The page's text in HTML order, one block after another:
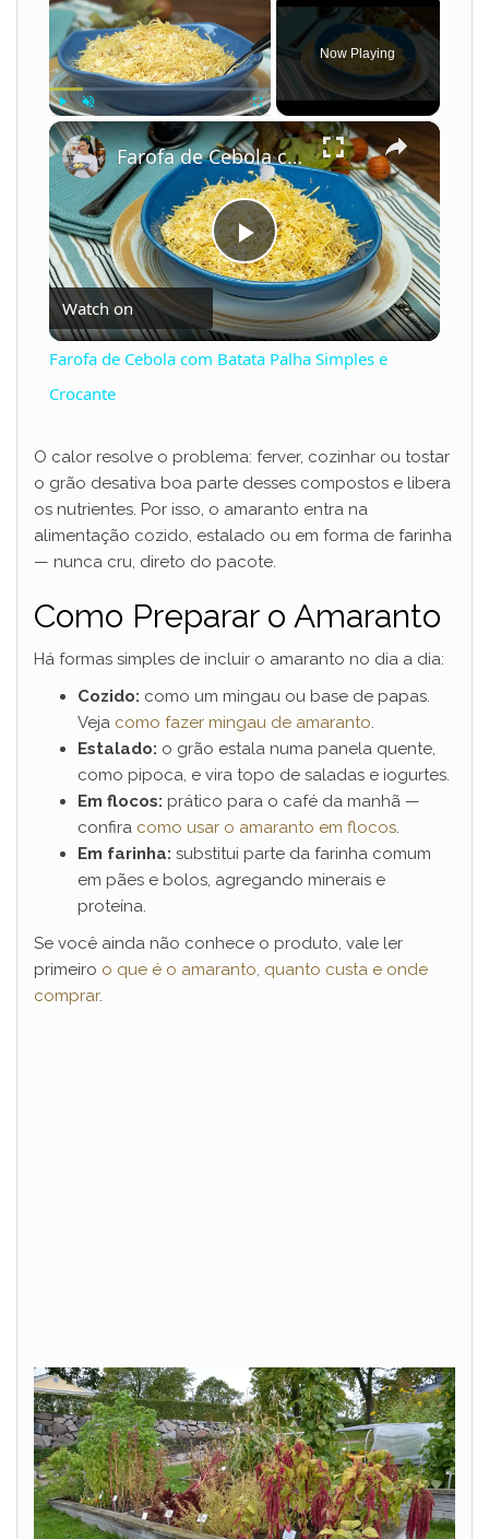
Play Unmute Fullscreen
Now Playing
×
P
l
y
V
d
e
o
Farofa de Cebola com Batata Palha Simples e Crocante
Watch on
Farofa de Cebola com Batata Palha Simples e
Crocante
O calor resolve o problema: ferver, cozinhar ou tostar
o grão desativa boa parte desses compostos e libera
os nutrientes. Por isso, o amaranto entra na
alimentação cozido, estalado ou em forma de farinha
— nunca cru, direto do pacote.
Como Preparar o Amaranto
Há formas simples de incluir o amaranto no dia a dia:
Cozido: como um mingau ou base de papas.
Veja como fazer mingau de amaranto.
Estalado: o grão estala numa panela quente,
como pipoca, e vira topo de saladas e iogurtes.
Em flocos: prático para o café da manhã —
confira como usar o amaranto em flocos.
Em farinha: substitui parte da farinha comum
em pães e bolos, agregando minerais e
proteína.
Se você ainda não conhece o produto, vale ler
primeiro o que é o amaranto, quanto custa e onde
comprar.